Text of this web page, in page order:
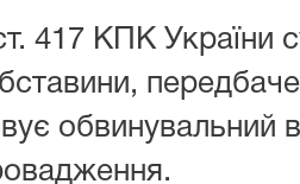
417 КПК України
обвинувальний